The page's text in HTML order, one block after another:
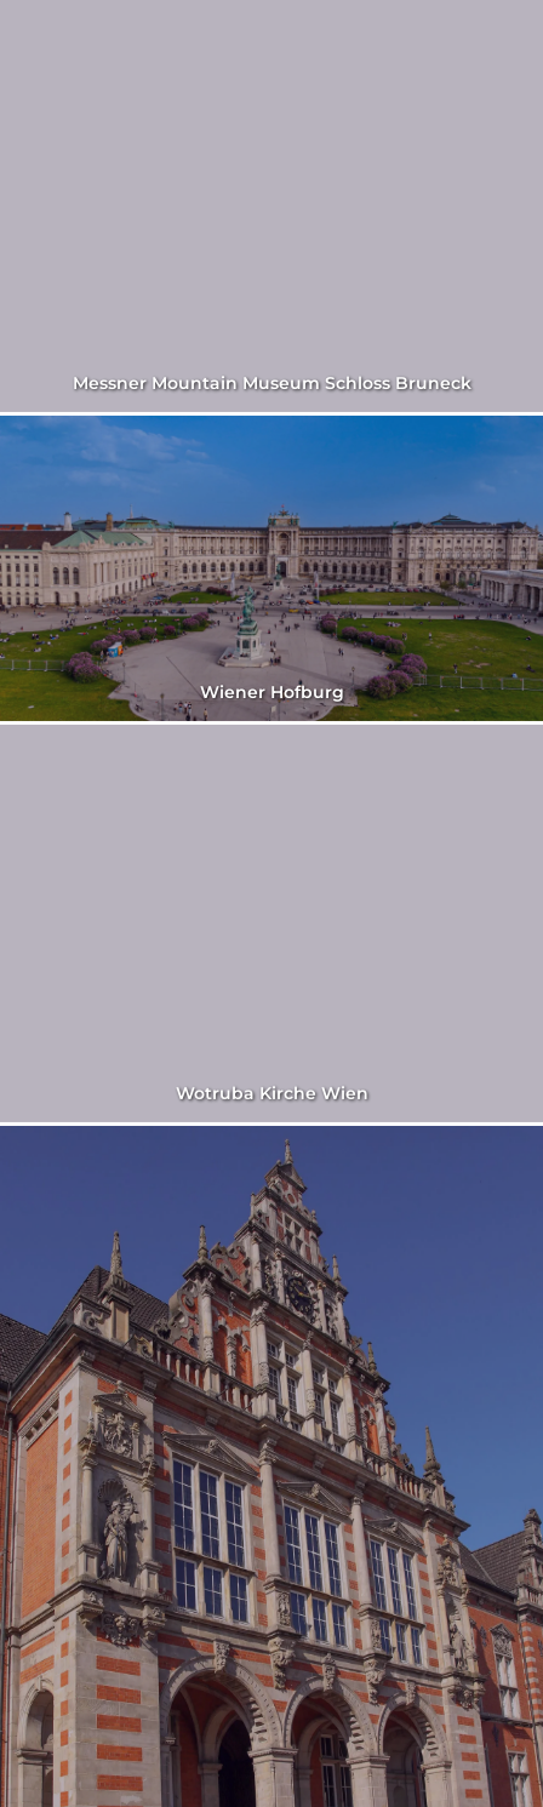
Messner Mountain Museum Schloss Bruneck
Wiener Hofburg
Wotruba Kirche Wien